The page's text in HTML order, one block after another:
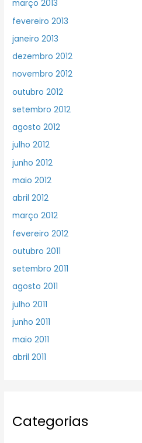
março 2013
fevereiro 2013
janeiro 2013
dezembro 2012
novembro 2012
outubro 2012
setembro 2012
agosto 2012
julho 2012
junho 2012
maio 2012
abril 2012
março 2012
fevereiro 2012
outubro 2011
setembro 2011
agosto 2011
julho 2011
junho 2011
maio 2011
abril 2011
Categorias